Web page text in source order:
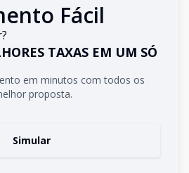
Fácil
TAXAS EM UM SÓ
em minutos com todos os
proposta.
Simular